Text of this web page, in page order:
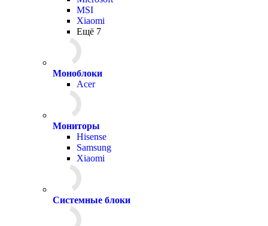
MSI
Xiaomi
Ещё 7
Моноблоки
Acer
Мониторы
Hisense
Samsung
Xiaomi
Системные блоки